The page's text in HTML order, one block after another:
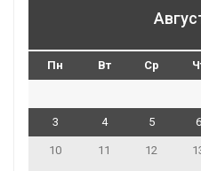
Пн Вт Ср
3 4 5 6
10 11 12